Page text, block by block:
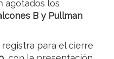
agotados los
B y Pullman
para el cierre